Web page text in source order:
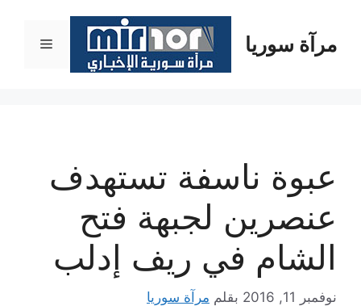
المحتوىمرآة سوريا القائمة
عبوة ناسفة تستهدف
عنصرين لجبهة فتح
الشام في ريف إدلب
نوفمبر 11, 2016 بقلم مرآة سوريا